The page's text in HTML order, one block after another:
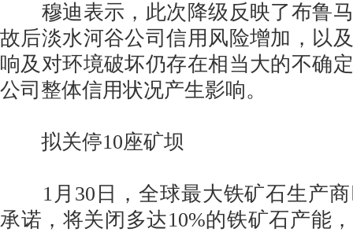
穆迪表示，此次降级反映了布鲁马
故后淡水河谷公司信用风险增加，以
响及对环境破坏仍存在相当大的不确
公司整体信用状况产生影响。
拟关停10座矿坝
1月30日，全球最大铁矿石生产商
承诺，将关闭多达10%的铁矿石产能